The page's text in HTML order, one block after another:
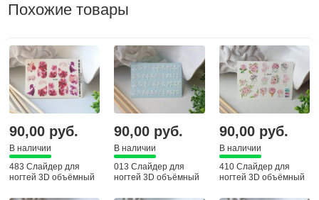
Похожие товары
90,00 руб.
В наличии
483 Слайдер для
ногтей 3D объёмный
90,00 руб.
В наличии
013 Слайдер для
ногтей 3D объёмный
90,00 руб.
В наличии
410 Слайдер для
ногтей 3D объёмный